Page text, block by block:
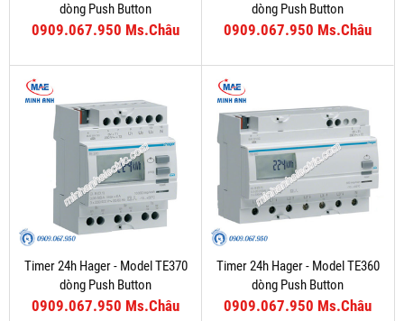
dòng Push Button
0909.067.950 Ms.Châu
dòng Push Button
0909.067.950 Ms.Châu
Timer 24h Hager - Model TE370
dòng Push Button
0909.067.950 Ms.Châu
Timer 24h Hager - Model TE360
dòng Push Button
0909.067.950 Ms.Châu